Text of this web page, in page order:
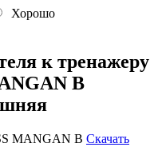
Хорошо
к тренажеру
B
MANGAN B Скачать